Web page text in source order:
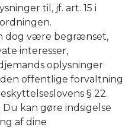
til, jf. art. 15 i
dog være begrænset,
interesser,
oplysninger
offentlige forvaltning
§ 22.
kan gøre indsigelse
af dine